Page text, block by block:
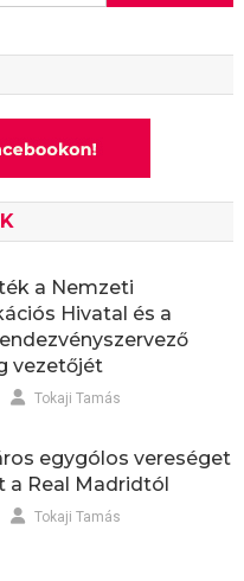
a Nemzeti
Hivatal és a
vezetőjét
Tokaji Tamás
egygólos vereséget
a Real Madridtól
Tokaji Tamás